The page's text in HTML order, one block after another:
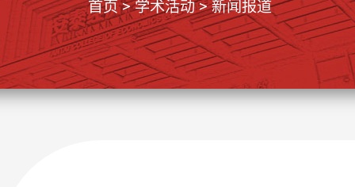
首页 >学术活动>新闻报道